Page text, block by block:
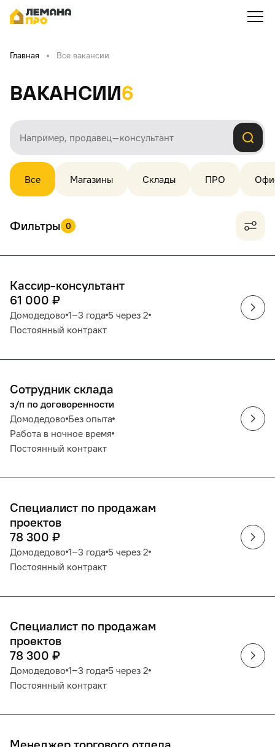
Главная Все вакансии
Вакансии6
Все Магазины Склады ПРО
Фильтры 0
Кассир-консультант
61 000 ₽
Домодедово 1‒3 года 5 через 2
Постоянный контракт
Сотрудник склада
з/п по договоренности
Домодедово Без опыта
Работа в ночное время
Постоянный контракт
Специалист по продажам
проектов
78 300 ₽
Домодедово 1‒3 года 5 через 2
Постоянный контракт
Специалист по продажам
проектов
78 300 ₽
Домодедово 1‒3 года 5 через 2
Постоянный контракт